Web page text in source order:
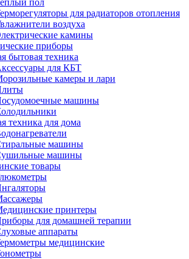
пол
для радиаторов отопления
воздуха
камины
приборы
бытовая техника
для КБТ
камеры и лари
машины
техника для дома
машины
машины
товары
принтеры
для домашней терапии
аппараты
медицинские